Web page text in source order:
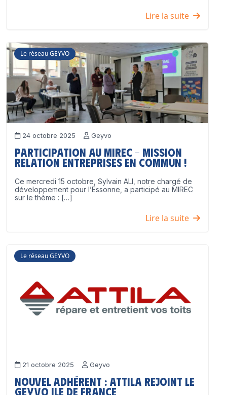
Lire la suite
Le réseau GEYVO
24 octobre 2025 Geyvo
Participation au MIREC – Mission
Relation Entreprises en Commun !
Ce mercredi 15 octobre, Sylvain ALI, notre chargé de
développement pour l’Essonne, a participé au MIREC
sur le thème : […]
Lire la suite
Le réseau GEYVO
21 octobre 2025 Geyvo
Nouvel adhérent : ATTILA rejoint le
GEYVO Ile de France